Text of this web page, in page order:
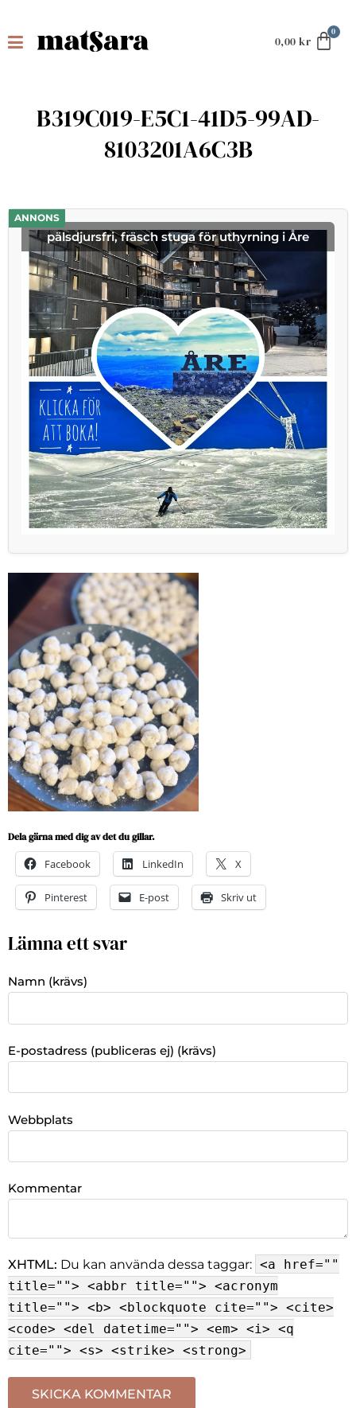
0,00 kr
B319C019-E5C1-41D5-99AD-
8103201A6C3B
ANNONS
pälsdjursfri, fräsch stuga för uthyrning i Åre
Dela gärna med dig av det du gillar.
Facebook LinkedIn X
Pinterest E-post Skriv ut
Lämna ett svar
Namn (krävs)
E-postadress (publiceras ej) (krävs)
Webbplats
Kommentar
XHTML: Du kan använda dessa taggar: <a href=""
title=""> <abbr title=""> <acronym
title=""> <b> <blockquote cite=""> <cite>
<code> <del datetime=""> <em> <i> <q
cite=""> <s> <strike> <strong>